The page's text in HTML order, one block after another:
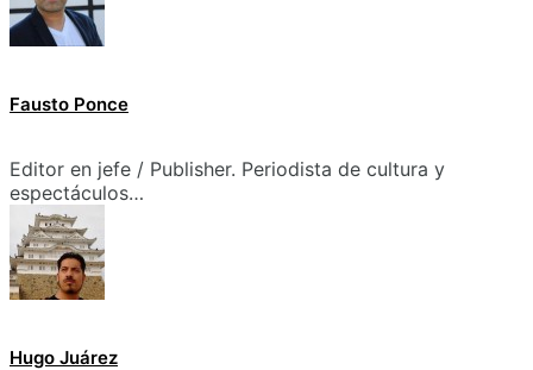
Fausto Ponce
Editor en jefe / Publisher. Periodista de cultura y
espectáculos…
Hugo Juárez